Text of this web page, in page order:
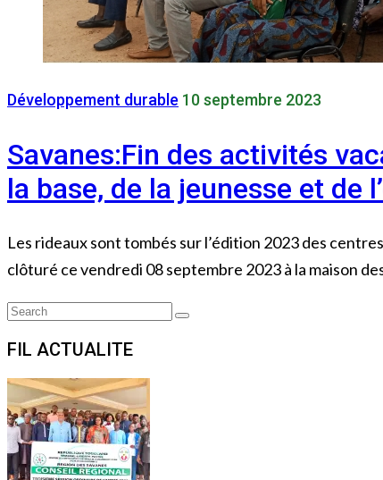
Développement durable 10 septembre 2023
Savanes:Fin des activités
la base, de la jeunesse et de
Les rideaux sont tombés sur l’édition 2023 des
clôturé ce vendredi 08 septembre 2023 à la maison
Search
Search
FIL ACTUALITE